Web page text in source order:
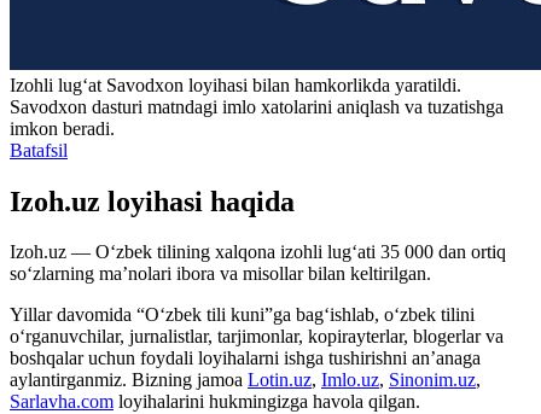
Izohli lugʻat Savodxon loyihasi bilan hamkorlikda yaratildi.
Savodxon dasturi matndagi imlo xatolarini aniqlash va tuzatishga
imkon beradi.
Batafsil
Izoh.uz loyihasi haqida
Izoh.uz — O‘zbek tilining xalqona izohli lug‘ati 35 000 dan ortiq
so‘zlarning ma’nolari ibora va misollar bilan keltirilgan.
Yillar davomida “O‘zbek tili kuni”ga bag‘ishlab, o‘zbek tilini
o‘rganuvchilar, jurnalistlar, tarjimonlar, kopirayterlar, blogerlar va
boshqalar uchun foydali loyihalarni ishga tushirishni an’anaga
aylantirganmiz. Bizning jamoa Lotin.uz, Imlo.uz, Sinonim.uz,
Sarlavha.com loyihalarini hukmingizga havola qilgan.